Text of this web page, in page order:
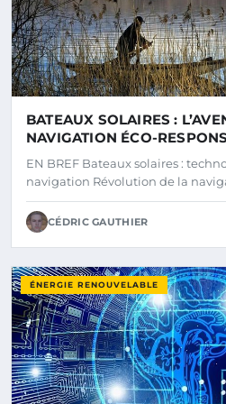
BATEAUX SOLAIRES :
NAVIGATION ÉCO-
EN BREF Bateaux solaires :
navigation Révolution de la
CÉDRIC GAUTHIER
ÉNERGIE RENOUVELABLE